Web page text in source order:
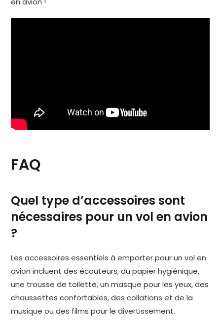
FAQ
Quel type d’accessoires sont
nécessaires pour un vol en avion
?
Les accessoires essentiels à emporter pour un vol en
avion incluent des écouteurs, du papier hygiénique,
une trousse de toilette, un masque pour les yeux, des
chaussettes confortables, des collations et de la
musique ou des films pour le divertissement.